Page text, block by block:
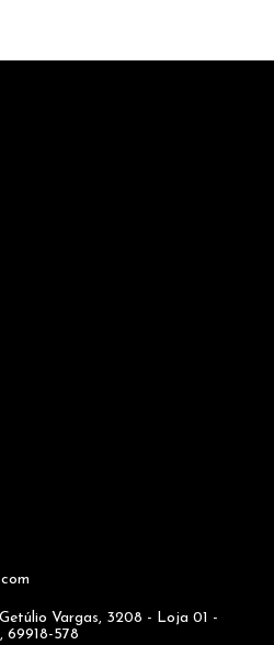
Vargas, 3208 - Loja 01 -
69918-578